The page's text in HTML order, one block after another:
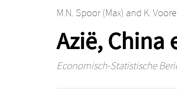
M.N. Spoor (Max) and K.
Azië, China
Economisch-Statistische